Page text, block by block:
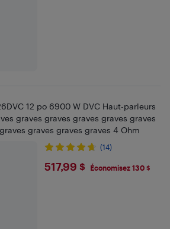
12 po 6900 W DVC Haut-parleurs
graves graves graves graves graves
graves graves graves 4 Ohm
(14)
$517.99
517,99 $ Économisez 130 $